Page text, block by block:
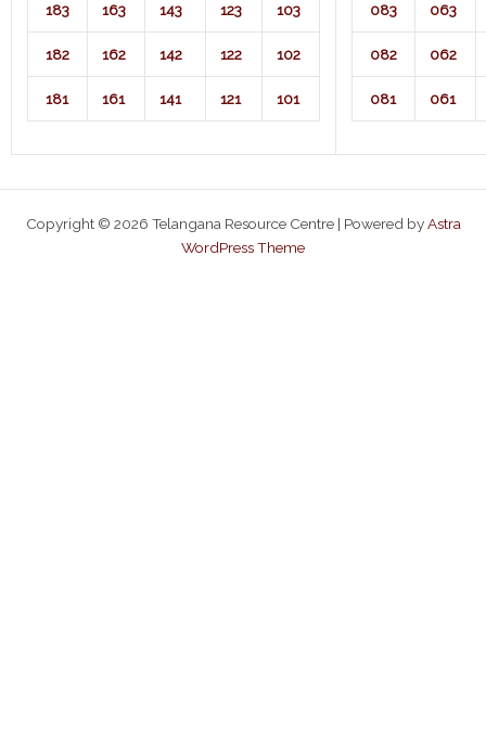
183 163 143 123 103
182 162 142 122 102
181 161 141 121 101
083 063
082 062
081 061
Copyright © 2026 Telangana Resource Centre | Powered byAstra
WordPress Theme